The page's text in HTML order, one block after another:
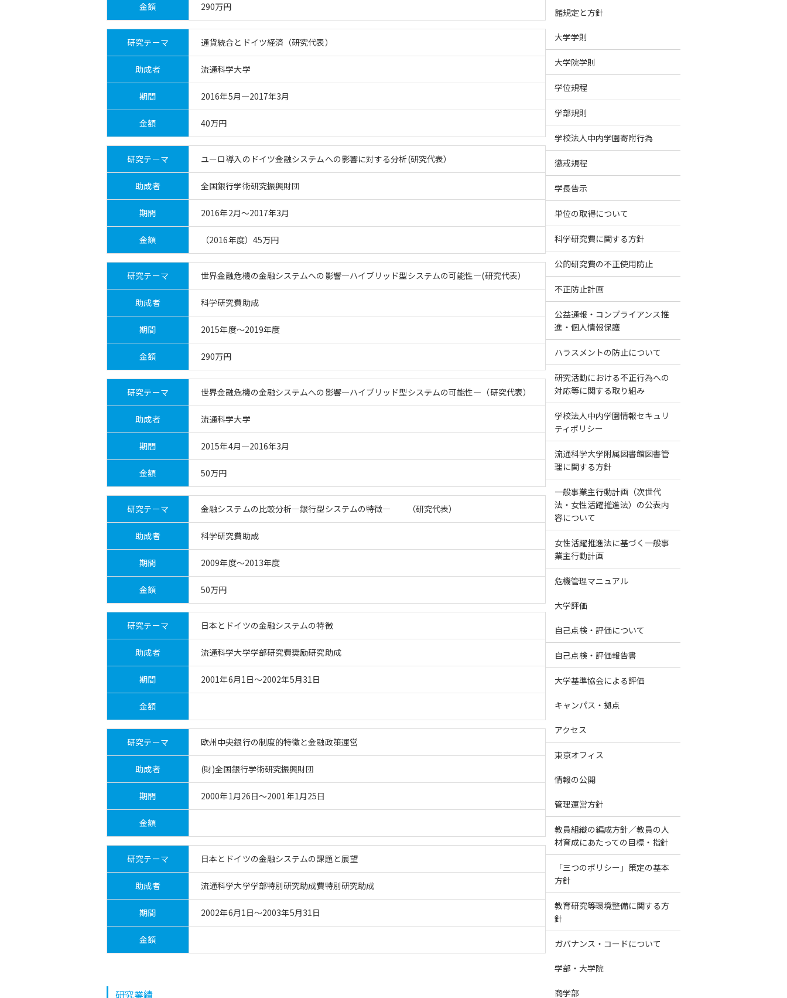
金額 290万円
研究テーマ 通貨統合とドイツ経済（研究代表）
助成者 流通科学大学
期間 2016年5月―2017年3月
金額 40万円
研究テーマ ユーロ導入のドイツ金融システムへの影響に対する分析(研究代表）
助成者 全国銀行学術研究振興財団
期間 2016年2月～2017年3月
金額 （2016年度）45万円
研究テーマ 世界金融危機の金融システムへの影響―ハイブリッド型システムの可能性―(研究代表）
助成者 科学研究費助成
期間 2015年度～2019年度
金額 290万円
研究テーマ 世界金融危機の金融システムへの影響―ハイブリッド型システムの可能性―（研究代表）
助成者 流通科学大学
期間 2015年4月―2016年3月
金額 50万円
研究テーマ 金融システムの比較分析―銀行型システムの特徴― （研究代表）
助成者 科学研究費助成
期間 2009年度～2013年度
金額 50万円
研究テーマ 日本とドイツの金融システムの特徴
助成者 流通科学大学学部研究費奨励研究助成
期間 2001年6月1日～2002年5月31日
金額
研究テーマ 欧州中央銀行の制度的特徴と金融政策運営
助成者 (財)全国銀行学術研究振興財団
期間 2000年1月26日～2001年1月25日
金額
研究テーマ 日本とドイツの金融システムの課題と展望
助成者 流通科学大学学部特別研究助成費特別研究助成
期間 2002年6月1日～2003年5月31日
金額
研究業績
諸規定と方針
大学学則
大学院学則
学位規程
学部規則
学校法人中内学園寄附行為
懲戒規程
学長告示
単位の取得について
科学研究費に関する方針
公的研究費の不正使用防止
不正防止計画
公益通報・コンプライアンス推
進・個人情報保護
ハラスメントの防止について
研究活動における不正行為への
対応等に関する取り組み
学校法人中内学園情報セキュリ
ティポリシー
流通科学大学附属図書館図書管
理に関する方針
一般事業主行動計画（次世代
法・女性活躍推進法）の公表内
容について
女性活躍推進法に基づく一般事
業主行動計画
危機管理マニュアル
大学評価
自己点検・評価について
自己点検・評価報告書
大学基準協会による評価
キャンパス・拠点
アクセス
東京オフィス
情報の公開
管理運営方針
教員組織の編成方針／教員の人
材育成にあたっての目標・指針
「三つのポリシー」策定の基本
方針
教育研究等環境整備に関する方
針
ガバナンス・コードについて
学部・大学院
商学部